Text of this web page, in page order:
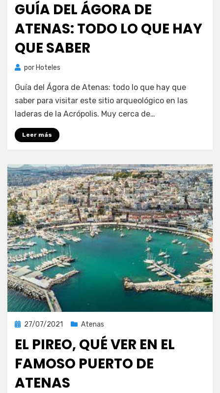
GUÍA DEL ÁGORA DE
ATENAS: TODO LO QUE HAY
QUE SABER
por Hoteles
Guía del Ágora de Atenas: todo lo que hay que
saber para visitar este sitio arqueológico en las
laderas de la Acrópolis. Muy cerca de…
Leer más
Publicada
27/07/2021 Atenas
EL PIREO, QUÉ VER EN EL
FAMOSO PUERTO DE
ATENAS